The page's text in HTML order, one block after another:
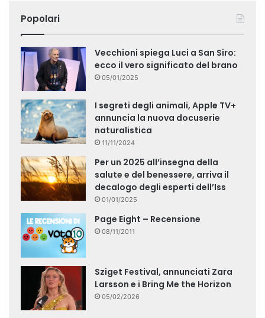
Popolari
Vecchioni spiega Luci a San Siro:
ecco il vero significato del brano
05/01/2025
I segreti degli animali, Apple TV+
annuncia la nuova docuserie
naturalistica
11/11/2024
Per un 2025 all’insegna della
salute e del benessere, arriva il
decalogo degli esperti dell’Iss
01/01/2025
Page Eight – Recensione
08/11/2011
Sziget Festival, annunciati Zara
Larsson e i Bring Me the Horizon
05/02/2026